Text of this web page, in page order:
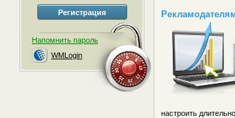
Напомнить пароль
WMLogin
настроить